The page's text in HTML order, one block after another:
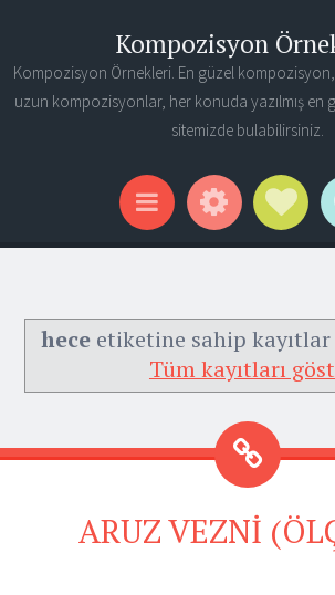
Kompozisyon
Kompozisyon Örnekleri. En güzel
uzun kompozisyonlar, her konuda yazılmış en
sitemizde bulabilirsiniz.
Menu Widgets
heceetiketine sahip
Tüm kayıtları
ARUZ VEZNİ